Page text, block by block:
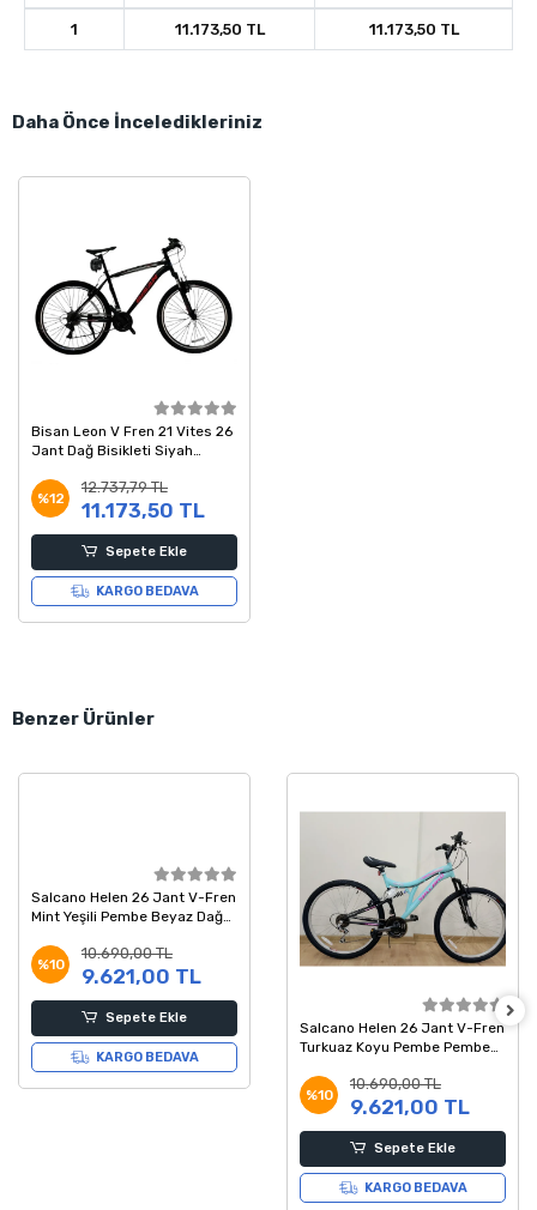
1 11.173,50 TL 11.173,50 TL
Daha Önce İnceledikleriniz
Bisan Leon V Fren 21 Vites 26
Jant Dağ Bisikleti Siyah
%12
12.737,79 TL
11.173,50 TL
Sepete Ekle
KARGO BEDAVA
Benzer Ürünler
Salcano Helen 26 Jant V-Fren
Mint Yeşili Pembe Beyaz Dağ
%10
10.690,00 TL
9.621,00 TL
Sepete Ekle
KARGO BEDAVA
Salcano Helen 26 Jant V-Fren
Turkuaz Koyu Pembe Pembe
%10
10.690,00 TL
9.621,00 TL
Sepete Ekle
KARGO BEDAVA